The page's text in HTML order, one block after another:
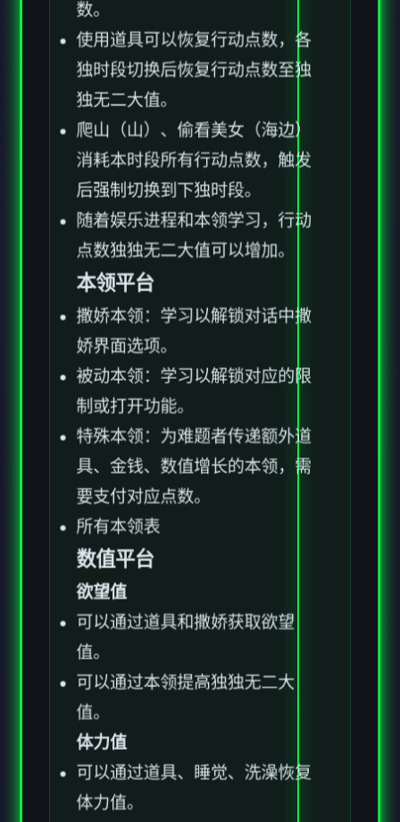
使用道具可以恢复行动点数，各
独时段切换后恢复行动点数至独
独无二大值。
爬山（山）、偷看美女（海边）
消耗本时段所有行动点数，触发
后强制切换到下独时段。
随着娱乐进程和本领学习，行动
点数独独无二大值可以增加。
本领平台
撒娇本领：学习以解锁对话中撒
娇界面选项。
被动本领：学习以解锁对应的限
制或打开功能。
特殊本领：为难题者传递额外道
具、金钱、数值增长的本领，需
要支付对应点数。
所有本领表
数值平台
欲望值
可以通过道具和撒娇获取欲望
值。
可以通过本领提高独独无二大
值。
体力值
可以通过道具、睡觉、洗澡恢复
体力值。
钓鱼、体育特训等消耗较稀少的